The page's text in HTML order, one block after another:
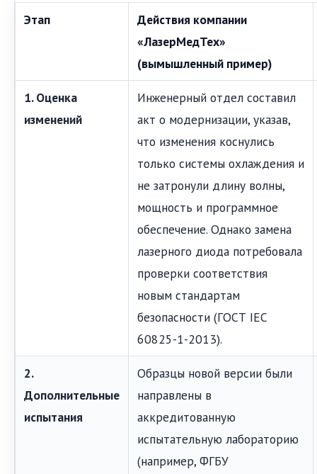
Этап
Действия компании
«ЛазерМедТех»
(вымышленный пример)
1. Оценка
изменений
Инженерный отдел составил
акт о модернизации, указав,
что изменения коснулись
только системы охлаждения и
не затронули длину волны,
мощность и программное
обеспечение. Однако замена
лазерного диода потребовала
проверки соответствия
новым стандартам
безопасности (ГОСТ IEC
60825-1-2013).
2.
Дополнительные
испытания
Образцы новой версии были
направлены в
аккредитованную
испытательную лабораторию
(например, ФГБУ